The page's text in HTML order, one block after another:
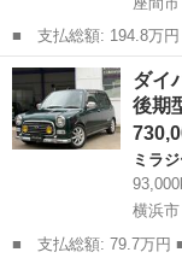
■ 支払総額: 194.8万円 ■ 車両本体価格： 1,878,000 円 ■ メーカ
ー名： ダイハツ ■
ＲＳリミテッド ／届
／両側電...
神奈川 座間市 タ
ダイ
後期
ミラ
横浜市
■ 支払総額: 79.7万円 ■ 車両本体価格： 730,000 円 ■ メーカー